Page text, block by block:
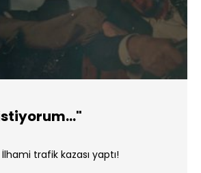
trafik kazası yaptı!